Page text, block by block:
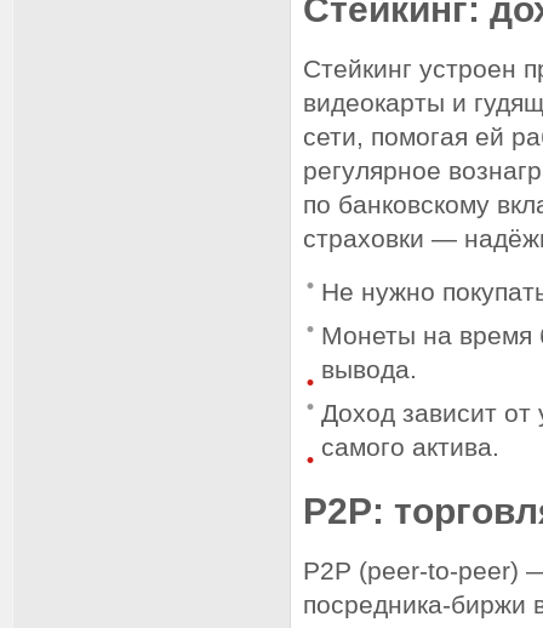
Стейкинг:
Стейкинг устроен
видеокарты и
сети, помогая ей
регулярное
по банковскому
страховки —
Не нужно
Монеты на время
вывода.
Доход зависит от
самого актива.
P2P:
P2P (peer-to-peer)
посредника-биржи